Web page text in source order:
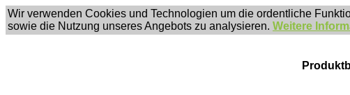
Wir verwenden Cookies und Technologien um die ordentliche
sowie die Nutzung unseres Angebots zu analysieren. Weitere